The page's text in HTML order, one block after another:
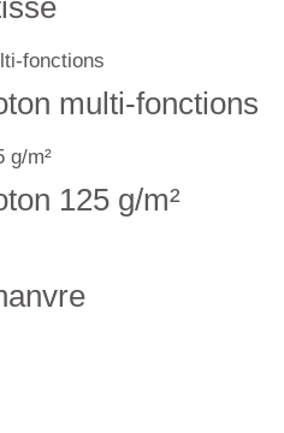
multi-fonctions
125 g/m²